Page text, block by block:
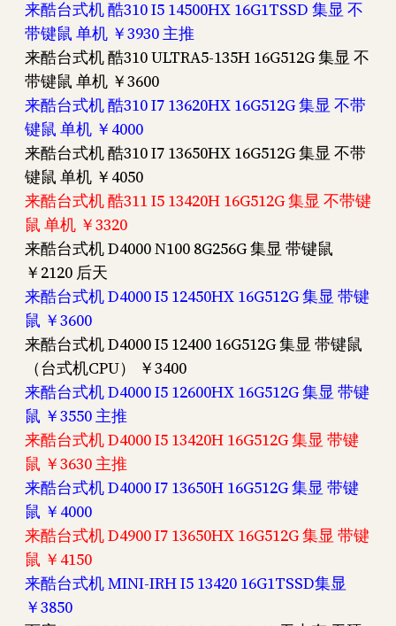
来酷台式机 酷310 I5 14500HX 16G1TSSD 集显 不
带键鼠 单机 ￥3930 主推
来酷台式机 酷310 ULTRA5-135H 16G512G 集显 不
带键鼠 单机 ￥3600
来酷台式机 酷310 I7 13620HX 16G512G 集显 不带
键鼠 单机 ￥4000
来酷台式机 酷310 I7 13650HX 16G512G 集显 不带
键鼠 单机 ￥4050
来酷台式机 酷311 I5 13420H 16G512G 集显 不带键
鼠 单机 ￥3320
来酷台式机 D4000 N100 8G256G 集显 带键鼠
￥2120 后天
来酷台式机 D4000 I5 12450HX 16G512G 集显 带键
鼠 ￥3600
来酷台式机 D4000 I5 12400 16G512G 集显 带键鼠
（台式机CPU） ￥3400
来酷台式机 D4000 I5 12600HX 16G512G 集显 带键
鼠 ￥3550 主推
来酷台式机 D4000 I5 13420H 16G512G 集显 带键
鼠 ￥3630 主推
来酷台式机 D4000 I7 13650H 16G512G 集显 带键
鼠 ￥4000
来酷台式机 D4900 I7 13650HX 16G512G 集显 带键
鼠 ￥4150
来酷台式机 MINI-IRH I5 13420 16G1TSSD集显
￥3850